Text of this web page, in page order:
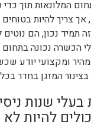
המלונאות תוך
, אך צריך להיות
תמיד נכון, הם
הכשרה נכונה בתחום
מהיר ומקצועי
המזגן בחדר
בעלי שנות
להיות